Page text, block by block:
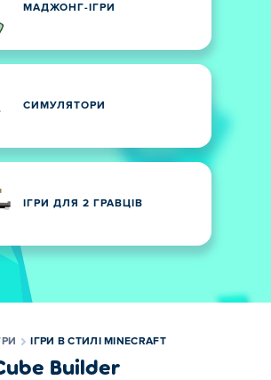
МАДЖОНГ-ІГРИ
СИМУЛЯТОРИ
ІГРИ ДЛЯ 2 ГРАВЦІВ
ІГРИ В СТИЛІ MINECRAFT
Builder